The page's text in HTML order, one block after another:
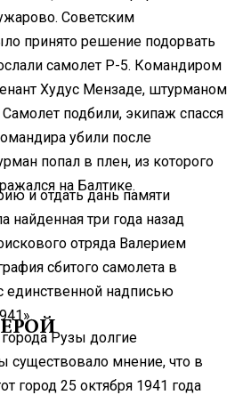
Советским
принято решение подорвать
самолет Р-5. Командиром
Худус Мензаде, штурманом
подбили, экипаж спасся
убили после
попал в плен, из которого
на Балтике.
и отдать дань памяти
найденная три года назад
отряда Валерием
сбитого самолета в
единственной надписью
Рузы долгие
существовало мнение, что в
город 25 октября 1941 года